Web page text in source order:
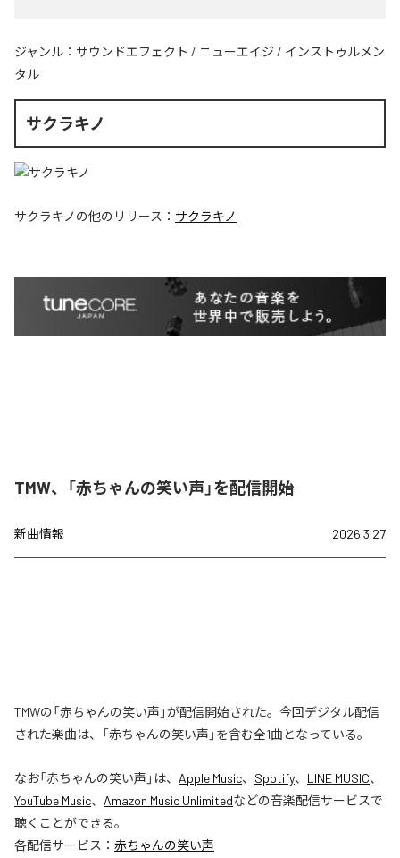
ジャンル： サウンドエフェクト / ニューエイジ / インストゥルメン
タル
サクラキノ
サクラキノ の他のリリース： サクラキノ
TMW、「赤ちゃんの笑い声」を配信開始
新曲情報 2026.3.27
TMWの「赤ちゃんの笑い声」が配信開始された。今回デジタル配信
された楽曲は、「赤ちゃんの笑い声」を含む全1曲となっている。
なお「赤ちゃんの笑い声 」は、 Apple Music、 Spotify、 LINE MUSIC、
YouTube Music、 Amazon Music Unlimitedなどの音楽配信サービスで
聴くことができる。
各配信サービス： 赤ちゃんの笑い声